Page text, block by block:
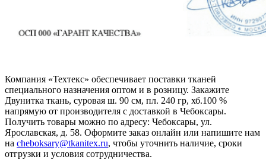
Компания «Техтекс» обеспечивает поставки тканей
специального назначения оптом и в розницу. Закажите
Двунитка ткань, суровая ш. 90 см, пл. 240 гр, хб.100 %
напрямую от производителя с доставкой в Чебоксары.
Получить товары можно по адресу: Чебоксары, ул.
Ярославская, д. 58. Оформите заказ онлайн или напишите нам
на cheboksary@tkanitex.ru, чтобы уточнить наличие, сроки
отгрузки и условия сотрудничества.